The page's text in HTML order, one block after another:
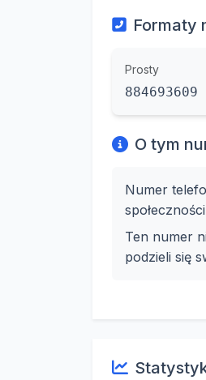
Formaty
Prosty
884693609
O tym
Numer
Ten numer
podzieli się